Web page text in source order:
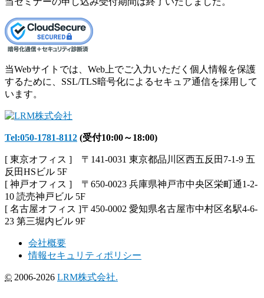
当Webサイトでは、Web上でご入力いただく個人情報を保護
するために、SSL/TLS暗号化によるセキュア通信を採用して
います。
Tel:050-1781-8112 (受付10:00～18:00)
[ 東京オフィス ] 〒141-0031 東京都品川区西五反田7-1-9 五
反田HSビル 5F
[ 神戸オフィス ] 〒650-0023 兵庫県神戸市中央区栄町通1-2-
10 読売神戸ビル 5F
[ 名古屋オフィス ]〒450-0002 愛知県名古屋市中村区名駅4-6-
23 第三堀内ビル 9F
会社概要
情報セキュリティポリシー
© 2006-2026 LRM株式会社.